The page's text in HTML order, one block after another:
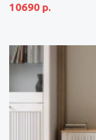
10690 р.